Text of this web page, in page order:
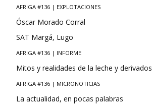
AFRIGA #136 | EXPLOTACIONES
Óscar Morado Corral
SAT Margá, Lugo
AFRIGA #136 | INFORME
Mitos y realidades de la leche y derivados
AFRIGA #136 | MICRONOTICIAS
La actualidad, en pocas palabras